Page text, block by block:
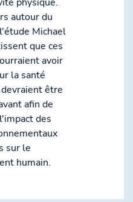
autour du
Michael
que ces
avoir
la santé
être
afin de
des
sur le
humain.